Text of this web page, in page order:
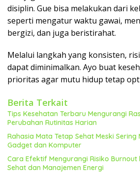
disiplin. Gue bisa melakukan dari
seperti mengatur waktu gawai,
bergizi, dan juga beristirahat.
Melalui langkah yang konsisten,
dapat diminimalkan. Ayo buat
prioritas agar mutu hidup tetap
Berita Terkait
Tips Kesehatan Terbaru Mengurangi
Perubahan Rutinitas Harian
Rahasia Mata Tetap Sehat Meski
Gadget dan Komputer
Cara Efektif Mengurangi Risiko Burnout
Sehat dan Manajemen Energi